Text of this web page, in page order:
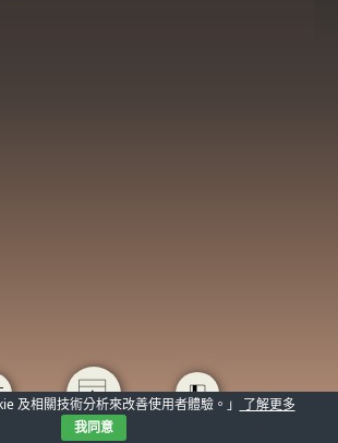
及相關技術分析來改善使用者體驗。」
了解更多
我同意